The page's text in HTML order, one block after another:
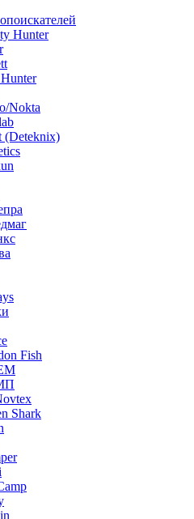
Hunter
Nokta
(Deteknix)
Fish
Shark